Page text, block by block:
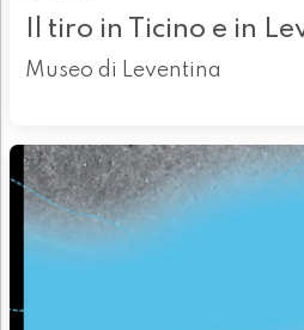
Il tiro in Ticino e in
Museo di Leventina